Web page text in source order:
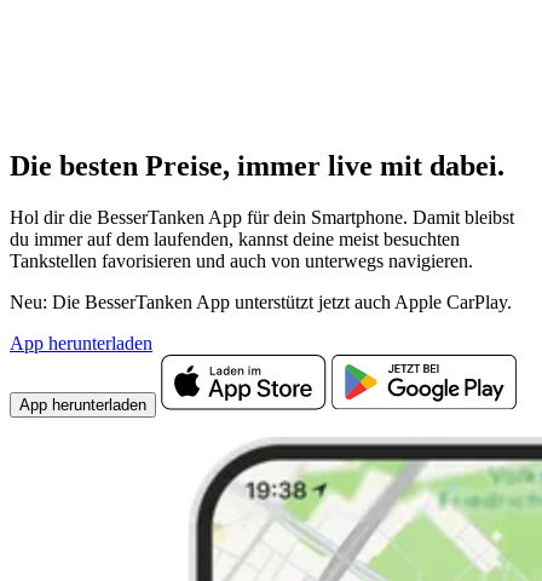
Die besten Preise, immer live mit dabei.
Hol dir die BesserTanken App für dein Smartphone. Damit bleibst
du immer auf dem laufenden, kannst deine meist besuchten
Tankstellen favorisieren und auch von unterwegs navigieren.
Neu: Die BesserTanken App unterstützt jetzt auch Apple CarPlay.
App herunterladen
App herunterladen